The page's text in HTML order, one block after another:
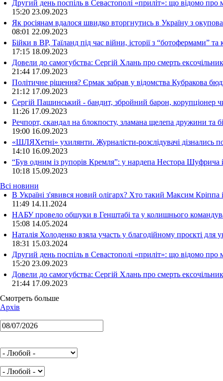
Другий день поспіль в Севастополі «приліт»: що відомо
15:20 23.09.2023
Як росіянам вдалося швидко вторгнутись в Україну з
08:01 22.09.2023
Бійки в ВР, Таїланд під час війни, історії з “ботофермами”
17:15 18.09.2023
Довели до самогубства: Сергій Хлань про смерть
21:44 17.09.2023
Політичне рішення? Єрмак забрав у відомства Кубракова
21:12 17.09.2023
Сергій Пашинський - бандит, збройний барон, корупціонер
11:26 17.09.2023
Речпорт, скандал на блокпосту, зламана щелепа дружини
19:00 16.09.2023
«ШЛЯХетні» ухилянти. Журналісти-розслідувачі дізнались
14:10 16.09.2023
“Був одним із рупорів Кремля”: у нардепа Нестора Шуфрича
10:18 15.09.2023
Всі новини
В Україні з'явився новий олігарх? Хто такий Максим
11:49 14.11.2024
НАБУ провело обшуки в Генштабі та у колишнього
15:08 14.05.2024
Наталія Холоденко взяла участь у благодійному проєкті для
18:31 15.03.2024
Другий день поспіль в Севастополі «приліт»: що відомо
15:20 23.09.2023
Довели до самогубства: Сергій Хлань про смерть
21:44 17.09.2023
Смотреть больше
Архів